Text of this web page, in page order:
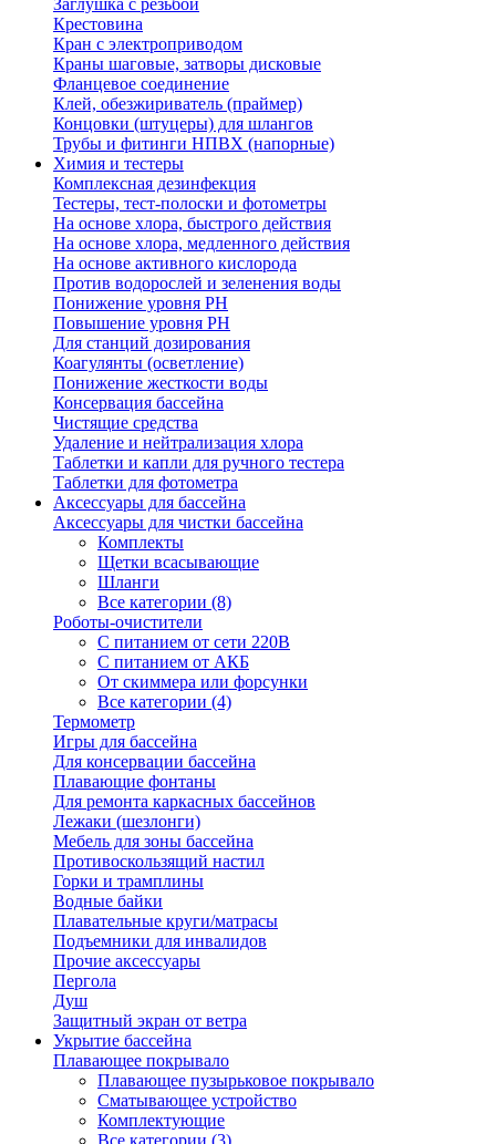
Заглушка с резьбой
Крестовина
Кран с электроприводом
Краны шаговые, затворы дисковые
Фланцевое соединение
Клей, обезжириватель (праймер)
Концовки (штуцеры) для шлангов
Трубы и фитинги НПВХ (напорные)
Химия и тестеры
Комплексная дезинфекция
Тестеры, тест-полоски и фотометры
На основе хлора, быстрого действия
На основе хлора, медленного действия
На основе активного кислорода
Против водорослей и зеленения воды
Понижение уровня РН
Повышение уровня РН
Для станций дозирования
Коагулянты (осветление)
Понижение жесткости воды
Консервация бассейна
Чистящие средства
Удаление и нейтрализация хлора
Таблетки и капли для ручного тестера
Таблетки для фотометра
Аксессуары для бассейна
Аксессуары для чистки бассейна
Комплекты
Щетки всасывающие
Шланги
Все категории (8)
Роботы-очистители
С питанием от сети 220В
С питанием от АКБ
От скиммера или форсунки
Все категории (4)
Термометр
Игры для бассейна
Для консервации бассейна
Плавающие фонтаны
Для ремонта каркасных бассейнов
Лежаки (шезлонги)
Мебель для зоны бассейна
Противоскользящий настил
Горки и трамплины
Водные байки
Плавательные круги/матрасы
Подъемники для инвалидов
Прочие аксессуары
Пергола
Душ
Защитный экран от ветра
Укрытие бассейна
Плавающее покрывало
Плавающее пузырьковое покрывало
Сматывающее устройство
Комплектующие
Все категории (3)